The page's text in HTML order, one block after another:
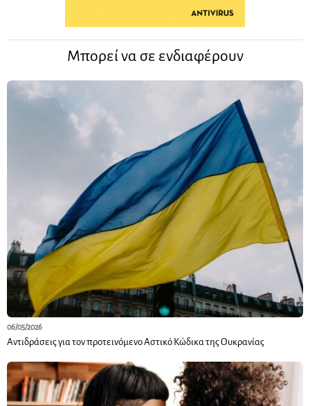
Μπορεί να σε ενδιαφέρουν
06/05/2026
Αντιδράσεις για τον προτεινόμενο Αστικό Κώδικα της Ουκρανίας